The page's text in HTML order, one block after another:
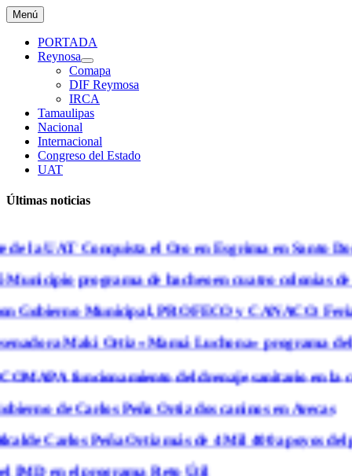
Saltar
al
contenido
Menú
PORTADA
Reynosa
Comapa
DIF Reymosa
IRCA
Tamaulipas
Nacional
Internacional
Congreso del Estado
UAT
Últimas noticias
la UAT Conquista el Oro en Esgrima en Santo
programa de bacheo en cuatro colonias de
Municipal, PROFECO y CANACO: Feria
Maki Ortiz «Mamá Luchona» programa del
funcionamiento del drenaje sanitario en la
de Carlos Peña Ortiz dos caninos en Arecas
Carlos Peña Ortiz más de 4 Mil 400 apoyos del
en el programa Reto Útil